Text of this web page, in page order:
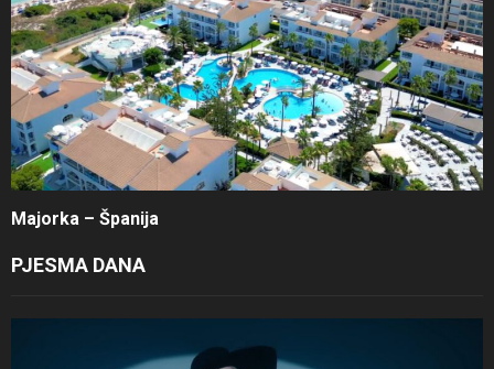
Majorka – Španija
PJESMA DANA